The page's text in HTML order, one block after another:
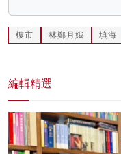
樓市 林鄭月娥 填海
編輯精選